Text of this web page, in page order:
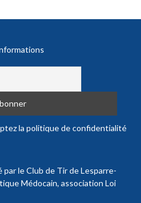
la politique de confidentialité
le Club de Tir de Lesparre-
Médocain, association Loi